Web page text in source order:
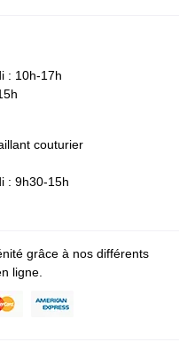
: 10h-17h
couturier
: 9h30-15h
grâce à nos différents
ligne.